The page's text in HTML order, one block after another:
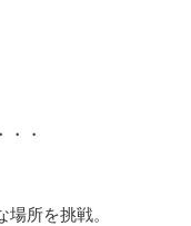
・
所を挑戦。